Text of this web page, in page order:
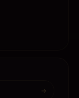
→